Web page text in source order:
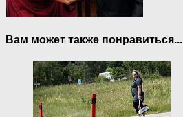
Вам может также понравиться...